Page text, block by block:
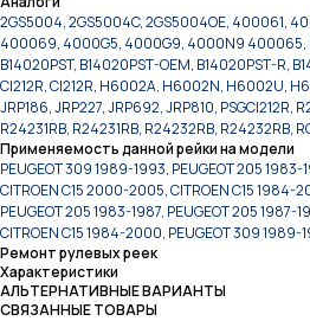
2GS5004, 2GS5004C, 2GS5004OE, 400061,
400069, 4000G5, 4000G9, 4000N9 400065,
B14020PST, B14020PST-OEM, B14020PST-R,
CI212R, CI212R, H6002A, H6002N, H6002U,
JRP186, JRP227, JRP692, JRP810, PSGCI212R,
R24231RB, R24231RB, R24232RB, R24232RB,
Применяемость данной рейки на модели
PEUGEOT 309 1989-1993, PEUGEOT 205 1983-
CITROEN C15 2000-2005, CITROEN C15 1984-
PEUGEOT 205 1983-1987, PEUGEOT 205
CITROEN C15 1984-2000, PEUGEOT 309 1989-
Ремонт рулевых реек
Характеристики
АЛЬТЕРНАТИВНЫЕ ВАРИАНТЫ
СВЯЗАННЫЕ ТОВАРЫ